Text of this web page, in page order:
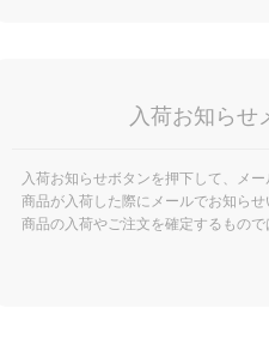
入荷お知らせ
入荷お知らせボタンを押下して、メ
商品が入荷した際にメールでお知らせ
商品の入荷やご注文を確定するもので